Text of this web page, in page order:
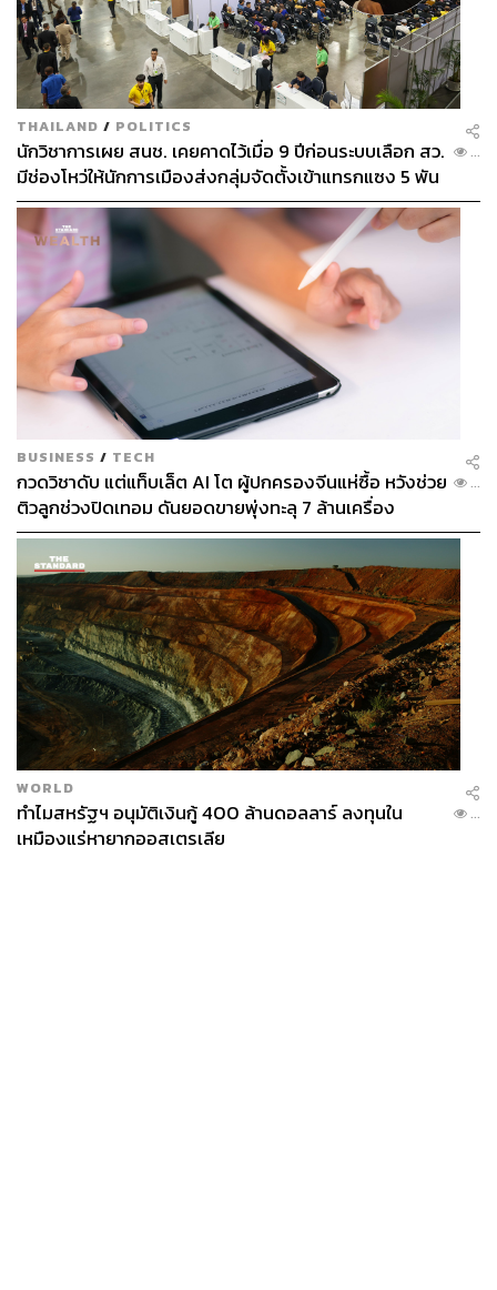
THAILAND / POLITICS
นักวิชาการเผย สนช. เคยคาดไว้เมื่อ 9 ปีก่อนระบบเลือก สว.
มีช่องโหว่ให้นักการเมืองส่งกลุ่มจัดตั้งเข้าแทรกแซง 5 พัน
ล้านยึดประเทศได้
...
BUSINESS / TECH
กวดวิชาดับ แต่แท็บเล็ต AI โต ผู้ปกครองจีนแห่ซื้อ หวังช่วย
ติวลูกช่วงปิดเทอม ดันยอดขายพุ่งทะลุ 7 ล้านเครื่อง
...
WORLD
ทำไมสหรัฐฯ อนุมัติเงินกู้ 400 ล้านดอลลาร์ ลงทุนใน
เหมืองแร่หายากออสเตรเลีย
...